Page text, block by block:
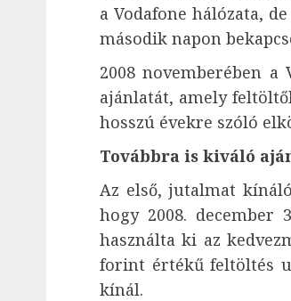
a Vodafone hálózata,
második napon
2008 novemberében
ajánlatát, amely
hosszú évekre szóló
Továbbra is kiváló
Az első, jutalmat
hogy 2008. december
használta ki az
forint értékű feltöltés
kínál.